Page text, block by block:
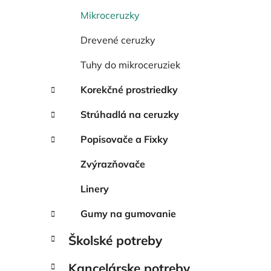
Mikroceruzky
Drevené ceruzky
Tuhy do mikroceruziek
Korekčné prostriedky
Strúhadlá na ceruzky
Popisovače a Fixky
Zvýrazňovače
Linery
Gumy na gumovanie
Školské potreby